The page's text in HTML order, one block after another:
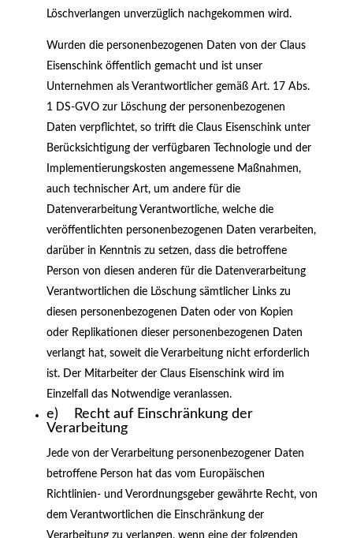
Löschverlangen unverzüglich nachgekommen wird.
Wurden die personenbezogenen Daten von der Claus
Eisenschink öffentlich gemacht und ist unser
Unternehmen als Verantwortlicher gemäß Art. 17 Abs.
1 DS-GVO zur Löschung der personenbezogenen
Daten verpflichtet, so trifft die Claus Eisenschink unter
Berücksichtigung der verfügbaren Technologie und der
Implementierungskosten angemessene Maßnahmen,
auch technischer Art, um andere für die
Datenverarbeitung Verantwortliche, welche die
veröffentlichten personenbezogenen Daten verarbeiten,
darüber in Kenntnis zu setzen, dass die betroffene
Person von diesen anderen für die Datenverarbeitung
Verantwortlichen die Löschung sämtlicher Links zu
diesen personenbezogenen Daten oder von Kopien
oder Replikationen dieser personenbezogenen Daten
verlangt hat, soweit die Verarbeitung nicht erforderlich
ist. Der Mitarbeiter der Claus Eisenschink wird im
Einzelfall das Notwendige veranlassen.
e) Recht auf Einschränkung der
Verarbeitung
Jede von der Verarbeitung personenbezogener Daten
betroffene Person hat das vom Europäischen
Richtlinien- und Verordnungsgeber gewährte Recht, von
dem Verantwortlichen die Einschränkung der
Verarbeitung zu verlangen, wenn eine der folgenden